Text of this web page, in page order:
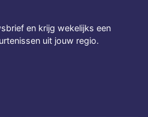
en krijg wekelijks een
uit jouw regio.